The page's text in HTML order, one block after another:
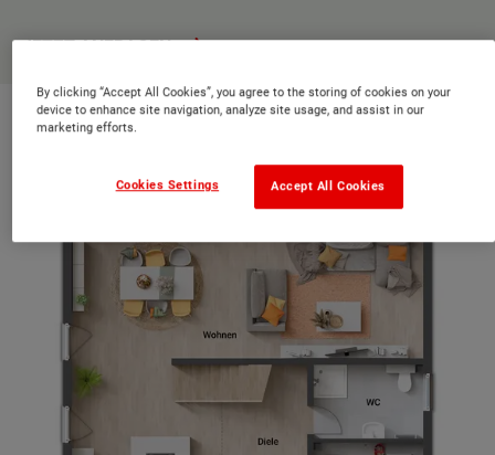
JETZT ANFRAGEN
Grundriss Erdgeschoss
By clicking “Accept All Cookies”, you agree to the storing of cookies on your
device to enhance site navigation, analyze site usage, and assist in our
marketing efforts.
Accept All Cookies
Cookies Settings